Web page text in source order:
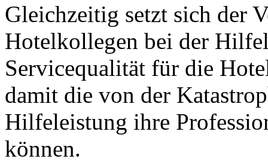
Gleichzeitig setzt sich der
Hotelkollegen bei der
Servicequalität für die
damit die von der
Hilfeleistung ihre
können.